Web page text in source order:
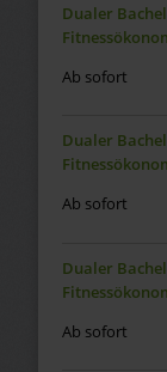
Dualer
Ab sofort
Dualer
Ab sofort
Dualer
Ab sofort